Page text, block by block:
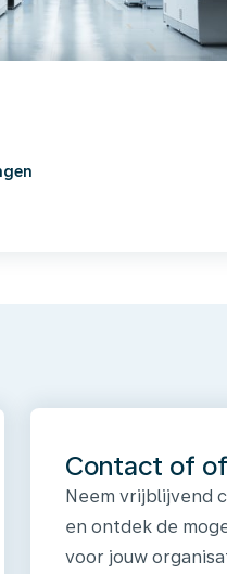
Contact of
Neem vrijblijvend
en ontdek de
voor jouw